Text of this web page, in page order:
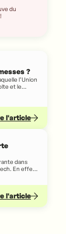
?
l’Union
et le
sur
se pose en
l'article
dans
En effet,
l'article
du